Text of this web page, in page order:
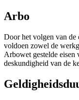
Arbo
Door het volgen van de
voldoen zowel de
Arbowet gestelde eisen
deskundigheid van de